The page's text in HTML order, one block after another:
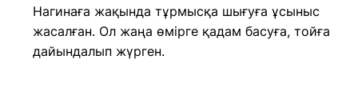
Нагинаға жақында тұрмысқа шығуға ұсыныс
жасалған. Ол жаңа өмірге қадам басуға, тойға
дайындалып жүрген.